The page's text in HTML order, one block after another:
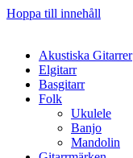
Hoppa till innehåll
Akustiska Gitarrer
Elgitarr
Basgitarr
Folk
Ukulele
Banjo
Mandolin